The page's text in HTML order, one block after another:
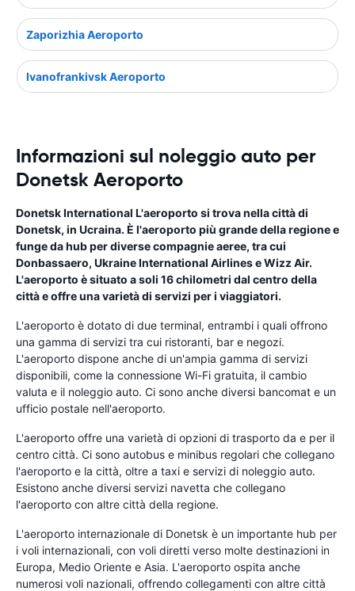
Zaporizhia Aeroporto
Ivanofrankivsk Aeroporto
Informazioni sul noleggio auto per
Donetsk Aeroporto
Donetsk International L'aeroporto si trova nella città di
Donetsk, in Ucraina. È l'aeroporto più grande della regione e
funge da hub per diverse compagnie aeree, tra cui
Donbassaero, Ukraine International Airlines e Wizz Air.
L'aeroporto è situato a soli 16 chilometri dal centro della
città e offre una varietà di servizi per i viaggiatori.
L'aeroporto è dotato di due terminal, entrambi i quali offrono
una gamma di servizi tra cui ristoranti, bar e negozi.
L'aeroporto dispone anche di un'ampia gamma di servizi
disponibili, come la connessione Wi-Fi gratuita, il cambio
valuta e il noleggio auto. Ci sono anche diversi bancomat e un
ufficio postale nell'aeroporto.
L'aeroporto offre una varietà di opzioni di trasporto da e per il
centro città. Ci sono autobus e minibus regolari che collegano
l'aeroporto e la città, oltre a taxi e servizi di noleggio auto.
Esistono anche diversi servizi navetta che collegano
l'aeroporto con altre città della regione.
L'aeroporto internazionale di Donetsk è un importante hub per
i voli internazionali, con voli diretti verso molte destinazioni in
Europa, Medio Oriente e Asia. L'aeroporto ospita anche
numerosi voli nazionali, offrendo collegamenti con altre città